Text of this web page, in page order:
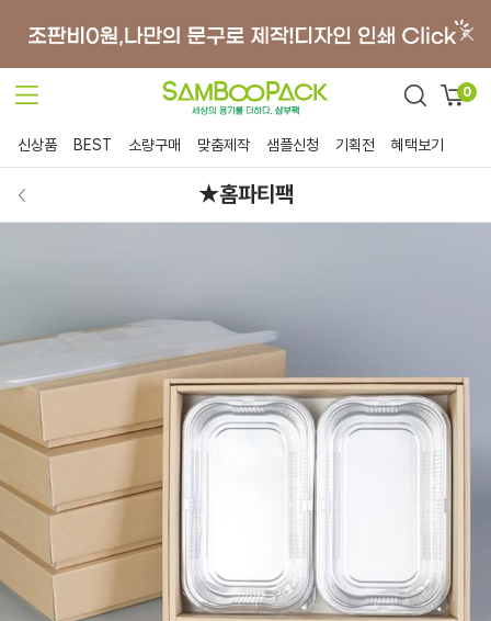
0
신상품 BEST 소량구매 맞춤제작 샘플신청 기획전 혜택보기
★홈파티팩